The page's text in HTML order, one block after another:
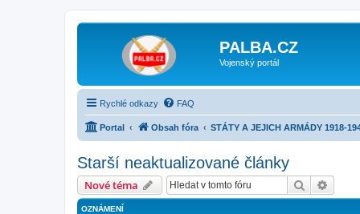
PALBA.CZ
Vojenský portál
Rychlé odkazy FAQ
Portal Obsah fóra STÁTY A JEJICH ARMÁDY 1918-
Starší neaktualizované články
Nové téma Hledat
OZNÁMENÍ